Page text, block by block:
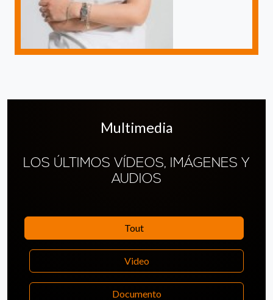
Multimedia
LOS ÚLTIMOS VÍDEOS, IMÁGENES Y
AUDIOS
Tout
Video
Documento